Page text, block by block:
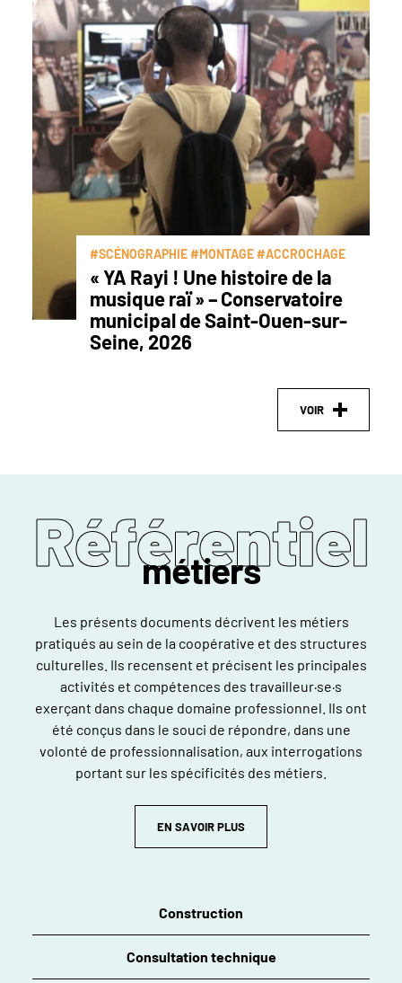
#SCÉNOGRAPHIE #MONTAGE #ACCROCHAGE
« YA Rayi ! Une histoire de la
musique raï » – Conservatoire
municipal de Saint-Ouen-sur-
Seine, 2026
VOIR
Référentiel
métiers
Les présents documents décrivent les métiers
pratiqués au sein de la coopérative et des structures
culturelles. Ils recensent et précisent les principales
activités et compétences des travailleur·se·s
exerçant dans chaque domaine professionnel. Ils ont
été conçus dans le souci de répondre, dans une
volonté de professionnalisation, aux interrogations
portant sur les spécificités des métiers.
EN SAVOIR PLUS
Construction
Consultation technique